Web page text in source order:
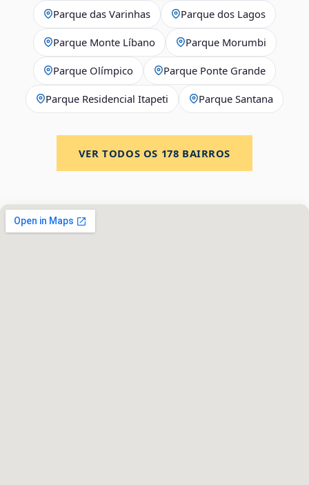
Parque das Varinhas Parque dos Lagos
Parque Monte Líbano Parque Morumbi
Parque Olímpico Parque Ponte Grande
Parque Residencial Itapeti Parque Santana
VER TODOS OS 178 BAIRROS